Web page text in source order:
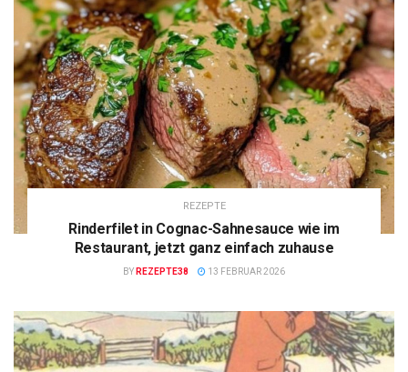
REZEPTE
Rinderfilet in Cognac-Sahnesauce wie im
Restaurant, jetzt ganz einfach zuhause
BY REZEPTE38 13 FEBRUAR 2026